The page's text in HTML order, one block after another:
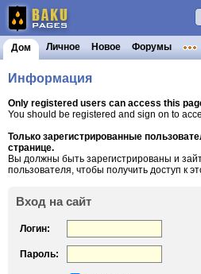
Дом Личное Новое Форумы
Информация
Only registered users can access this
You should be registered and sign on to
Только зарегистрированные
странице.
Вы должны быть зарегистрированы и
пользователя, чтобы получить доступ к
Вход на сайт
Логин:
Пароль: